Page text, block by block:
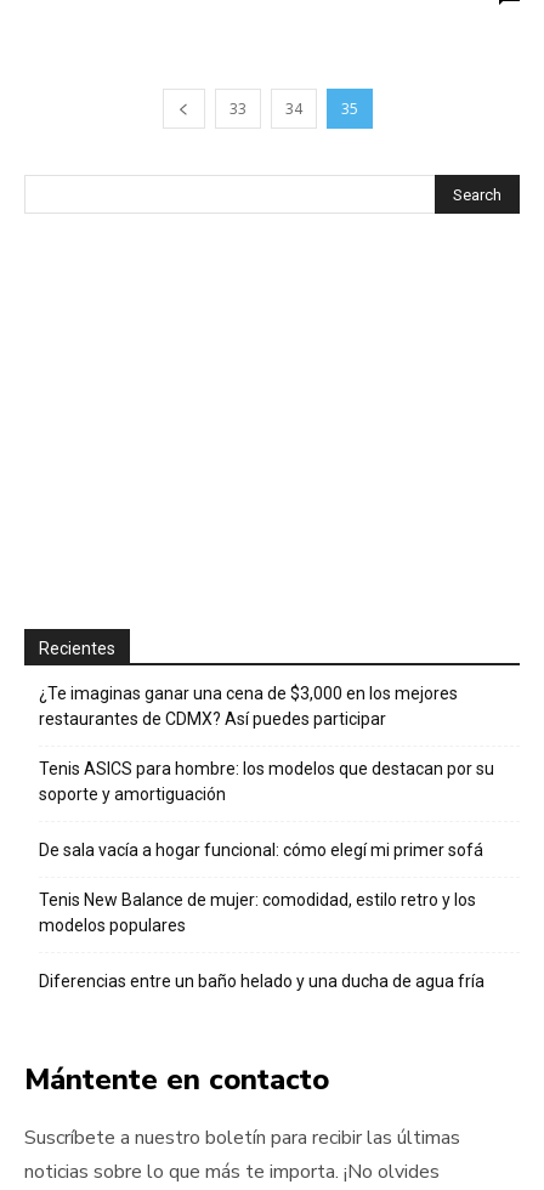
33 34 35
Recientes
¿Te imaginas ganar una cena de $3,000 en los mejores
restaurantes de CDMX? Así puedes participar
Tenis ASICS para hombre: los modelos que destacan por su
soporte y amortiguación
De sala vacía a hogar funcional: cómo elegí mi primer sofá
Tenis New Balance de mujer: comodidad, estilo retro y los
modelos populares
Diferencias entre un baño helado y una ducha de agua fría
Mántente en contacto
Suscríbete a nuestro boletín para recibir las últimas
noticias sobre lo que más te importa. ¡No olvides